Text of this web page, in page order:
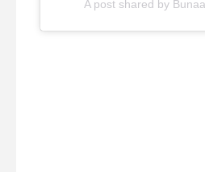
A post shared by